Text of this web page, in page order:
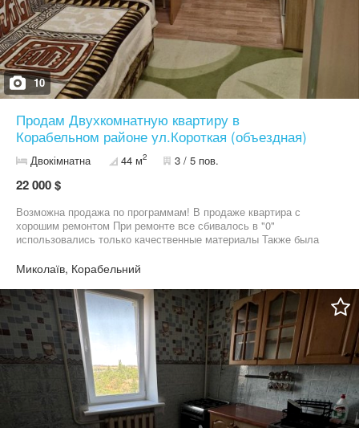
10
Продам Двухкомнатную квартиру в
Корабельном районе ул.Короткая (объездная)
Двокімнатна 44 м2 3 / 5 пов.
22 000 $
Возможна продажа по программам! В продаже квартира с
хорошим ремонтом При ремонте все сбивалось в "0"
использовались только качественные материалы Также была
утеплена с наружи Рядом с домом остановка и магазин
Приглашаю к просмотру, звоните!
Миколаїв, Корабельний